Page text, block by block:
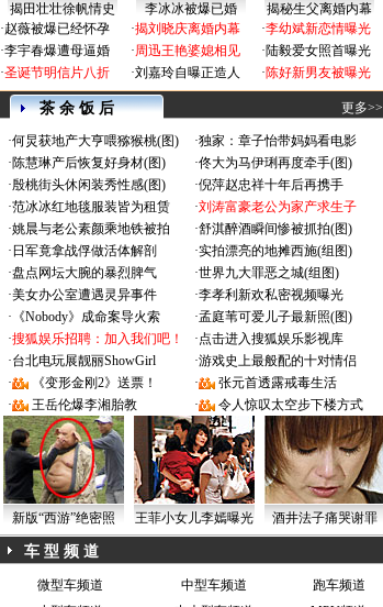
揭田壮壮徐帆情史 李冰冰被爆已婚
揭秘生父离婚内幕
·赵薇被爆已经怀孕
·李宇春爆遭母逼婚
·圣诞节明信片八折
·揭刘晓庆离婚内幕
·周迅王艳婆媳相见
·刘嘉玲自曝正造人
·李幼斌新恋情曝光
·陆毅爱女照首曝光
·陈好新男友被曝光
茶 余 饭 后 更多>>
·何炅获地产大亨喂猕猴桃(图) ·独家：章子怡带妈妈看电影
·陈慧琳产后恢复好身材(图) ·佟大为马伊琍再度牵手(图)
·殷桃街头休闲装秀性感(图) ·倪萍赵忠祥十年后再携手
·范冰冰红地毯服装皆为租赁 ·刘涛富豪老公为家产求生子
·姚晨与老公素颜乘地铁被拍 ·舒淇醉酒瞬间惨被抓拍(图)
· 日军竟拿战俘做活体解剖 ·实拍漂亮的地摊西施(组图)
·盘点网坛大腕的暴烈脾气 ·世界九大罪恶之城(组图)
·美女办公室遭遇灵异事件 ·李孝利新欢私密视频曝光
· 《Nobody》成命案导火索 ·孟庭苇可爱儿子最新照(图)
·搜狐娱乐招聘：加入我们吧！ ·点击进入搜狐娱乐影视库
·台北电玩展靓丽ShowGirl ·游戏史上最般配的十对情侣
·
《变形金刚2》送票！ ·
张元首透露戒毒生活
·
王岳伦爆李湘胎教 · 令人惊叹太空步下楼方式
新版“西游”绝密照 王菲小女儿李嫣曝光 酒井法子痛哭谢罪
车 型 频 道
微型车频道 中型车频道
跑车频道